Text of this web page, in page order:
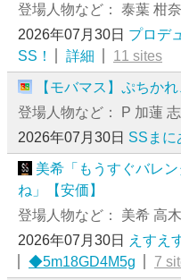
登場人物など： 泰葉 柑
2026年07月30日 プロデ
SS！
詳細 11 sites
【モバマス】ぷちか
登場人物など： P 加蓮
2026年07月30日 SSまに
美希「もうすぐバレ
ね」【安価】
登場人物など： 美希 高
2026年07月30日
えすえ
◆5m18GD4M5g
7